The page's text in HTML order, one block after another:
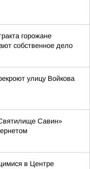
горожане
собственное дело
улицу Войкова
Савин»
в Центре